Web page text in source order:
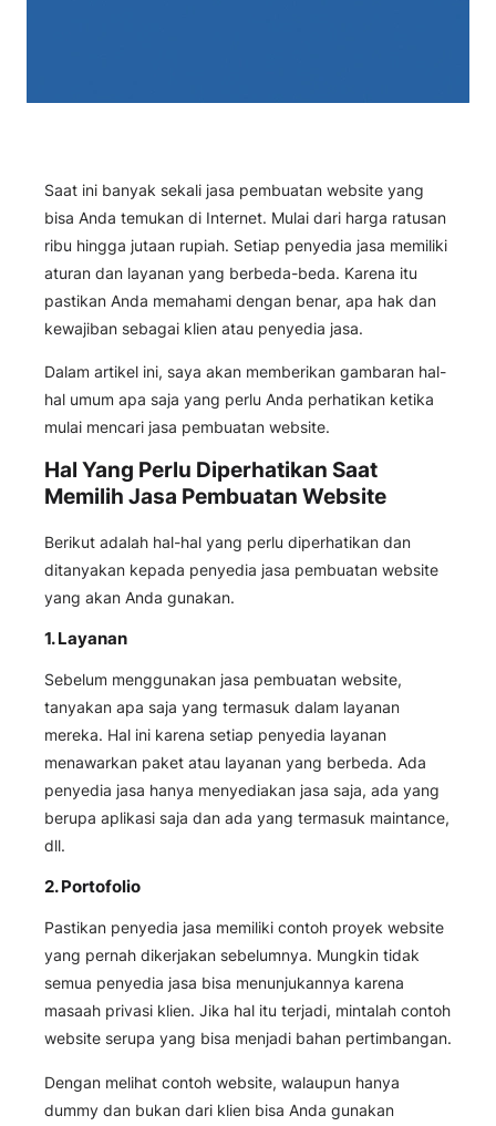
Saat ini banyak sekali jasa pembuatan website yang
bisa Anda temukan di Internet. Mulai dari harga ratusan
ribu hingga jutaan rupiah. Setiap penyedia jasa memiliki
aturan dan layanan yang berbeda-beda. Karena itu
pastikan Anda memahami dengan benar, apa hak dan
kewajiban sebagai klien atau penyedia jasa.
Dalam artikel ini, saya akan memberikan gambaran hal-
hal umum apa saja yang perlu Anda perhatikan ketika
mulai mencari jasa pembuatan website.
Hal Yang Perlu Diperhatikan Saat
Memilih Jasa Pembuatan Website
Berikut adalah hal-hal yang perlu diperhatikan dan
ditanyakan kepada penyedia jasa pembuatan website
yang akan Anda gunakan.
1. Layanan
Sebelum menggunakan jasa pembuatan website,
tanyakan apa saja yang termasuk dalam layanan
mereka. Hal ini karena setiap penyedia layanan
menawarkan paket atau layanan yang berbeda. Ada
penyedia jasa hanya menyediakan jasa saja, ada yang
berupa aplikasi saja dan ada yang termasuk maintance,
dll.
2. Portofolio
Pastikan penyedia jasa memiliki contoh proyek website
yang pernah dikerjakan sebelumnya. Mungkin tidak
semua penyedia jasa bisa menunjukannya karena
masaah privasi klien. Jika hal itu terjadi, mintalah contoh
website serupa yang bisa menjadi bahan pertimbangan.
Dengan melihat contoh website, walaupun hanya
dummy dan bukan dari klien bisa Anda gunakan